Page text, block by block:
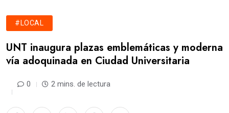
#LOCAL
UNT inaugura plazas emblemáticas y moderna
vía adoquinada en Ciudad Universitaria
0 2 mins. de lectura